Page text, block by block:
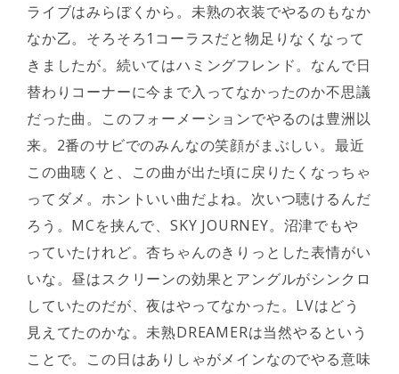
ライブはみらぼくから。未熟の衣装でやるのもなか
なか乙。そろそろ1コーラスだと物足りなくなって
きましたが。続いてはハミングフレンド。なんで日
替わりコーナーに今まで入ってなかったのか不思議
だった曲。このフォーメーションでやるのは豊洲以
来。2番のサビでのみんなの笑顔がまぶしい。最近
この曲聴くと、この曲が出た頃に戻りたくなっちゃ
ってダメ。ホントいい曲だよね。次いつ聴けるんだ
ろう。MCを挟んで、SKY JOURNEY。沼津でもや
っていたけれど。杏ちゃんのきりっとした表情がい
いな。昼はスクリーンの効果とアングルがシンクロ
していたのだが、夜はやってなかった。LVはどう
見えてたのかな。未熟DREAMERは当然やるという
ことで。この日はありしゃがメインなのでやる意味